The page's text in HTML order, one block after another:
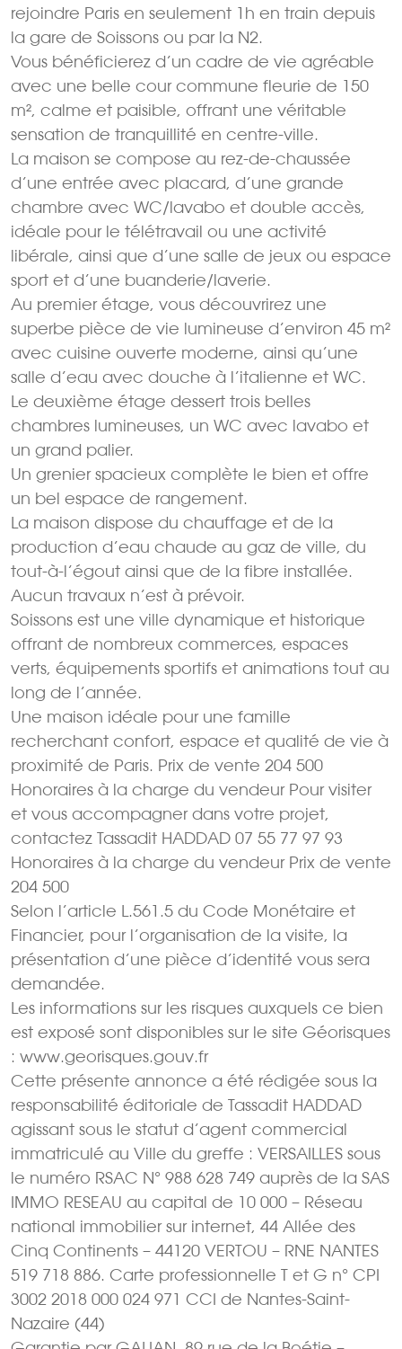
rejoindre Paris en seulement 1h en train depuis
la gare de Soissons ou par la N2.
Vous bénéficierez d’un cadre de vie agréable
avec une belle cour commune fleurie de 150
m², calme et paisible, offrant une véritable
sensation de tranquillité en centre-ville.
La maison se compose au rez-de-chaussée
d’une entrée avec placard, d’une grande
chambre avec WC/lavabo et double accès,
idéale pour le télétravail ou une activité
libérale, ainsi que d’une salle de jeux ou espace
sport et d’une buanderie/laverie.
Au premier étage, vous découvrirez une
superbe pièce de vie lumineuse d’environ 45 m²
avec cuisine ouverte moderne, ainsi qu’une
salle d’eau avec douche à l’italienne et WC.
Le deuxième étage dessert trois belles
chambres lumineuses, un WC avec lavabo et
un grand palier.
Un grenier spacieux complète le bien et offre
un bel espace de rangement.
La maison dispose du chauffage et de la
production d’eau chaude au gaz de ville, du
tout-à-l’égout ainsi que de la fibre installée.
Aucun travaux n’est à prévoir.
Soissons est une ville dynamique et historique
offrant de nombreux commerces, espaces
verts, équipements sportifs et animations tout au
long de l’année.
Une maison idéale pour une famille
recherchant confort, espace et qualité de vie à
proximité de Paris. Prix de vente 204 500 
Honoraires à la charge du vendeur Pour visiter
et vous accompagner dans votre projet,
contactez Tassadit HADDAD 07 55 77 97 93
Honoraires à la charge du vendeur Prix de vente
204 500 
Selon l’article L.561.5 du Code Monétaire et
Financier, pour l’organisation de la visite, la
présentation d’une pièce d’identité vous sera
demandée.
Les informations sur les risques auxquels ce bien
est exposé sont disponibles sur le site Géorisques
: www.georisques.gouv.fr
Cette présente annonce a été rédigée sous la
responsabilité éditoriale de Tassadit HADDAD
agissant sous le statut d’agent commercial
immatriculé au Ville du greffe : VERSAILLES sous
le numéro RSAC N° 988 628 749 auprès de la SAS
IMMO RESEAU au capital de 10 000 – Réseau
national immobilier sur internet, 44 Allée des
Cinq Continents – 44120 VERTOU – RNE NANTES
519 718 886. Carte professionnelle T et G n° CPI
3002 2018 000 024 971 CCI de Nantes-Saint-
Nazaire (44)